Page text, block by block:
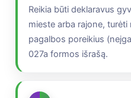
Reikia būti deklaravus
mieste arba rajone,
pagalbos poreikius
027a formos išrašą.